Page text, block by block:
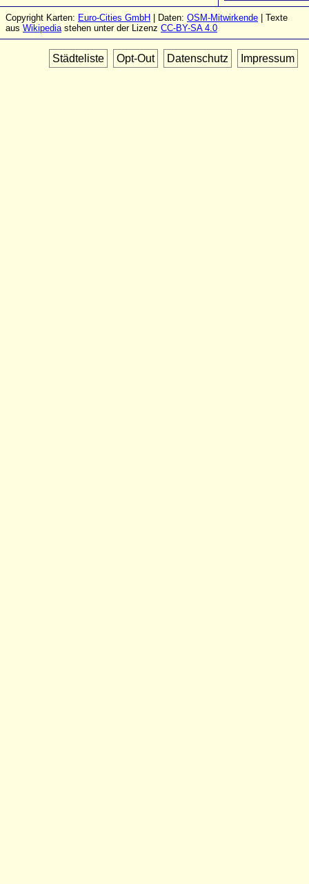
Copyright Karten: Euro-Cities GmbH | Daten: OSM-Mitwirkende | Texte
aus Wikipediastehen unter der Lizenz CC-BY-SA 4.0
Städteliste Opt-Out Datenschutz Impressum